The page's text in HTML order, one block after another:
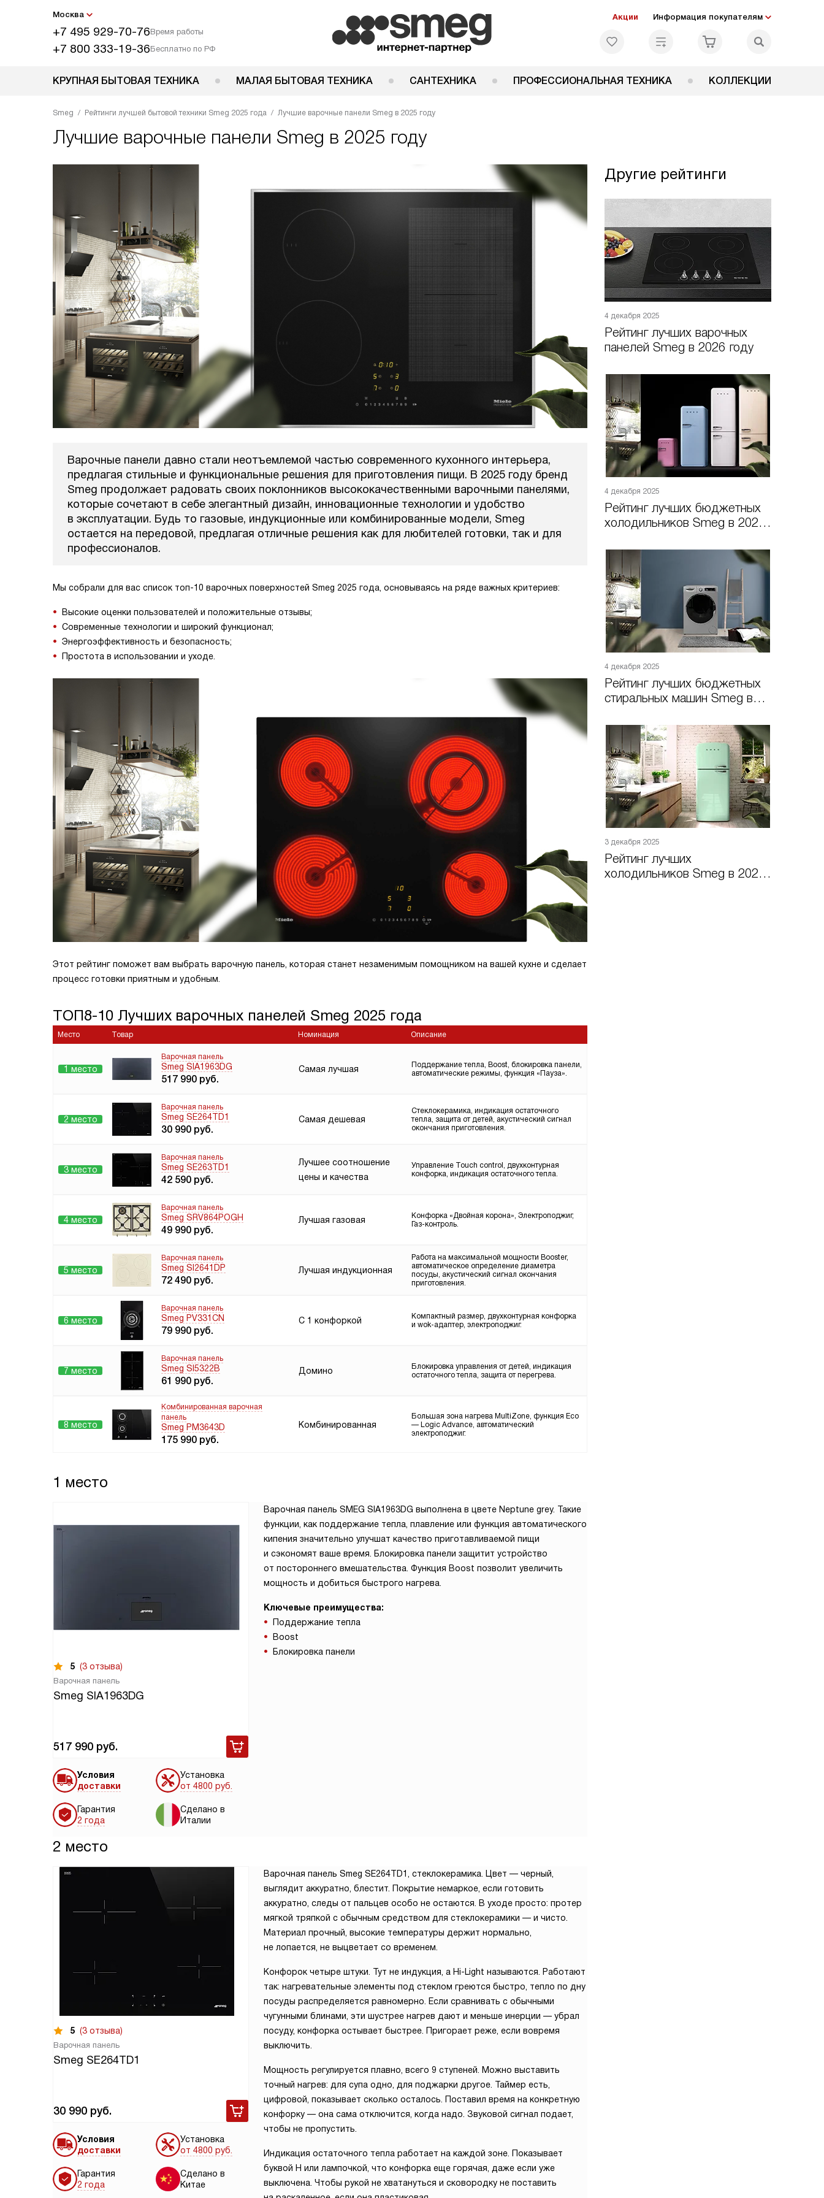
Москва
+7 495 929-70-76Время работы
+7 800 333-19-36Бесплатно по РФ
Акции Информация покупателям
КРУПНАЯ БЫТОВАЯ ТЕХНИКА МАЛАЯ БЫТОВАЯ ТЕХНИКА САНТЕХНИКА ПРОФЕССИОНАЛЬНАЯ ТЕХНИКА КОЛЛЕКЦИИ
Smeg Рейтинги лучшей бытовой техники Smeg 2025 года Лучшие варочные панели Smeg в 2025 году
Лучшие варочные панели Smeg в 2025 году
Варочные панели давно стали неотъемлемой частью современного кухонного интерьера,
предлагая стильные и функциональные решения для приготовления пищи. В 2025 году бренд
Smeg продолжает радовать своих поклонников высококачественными варочными панелями,
которые сочетают в себе элегантный дизайн, инновационные технологии и удобство
в эксплуатации. Будь то газовые, индукционные или комбинированные модели, Smeg
остается на передовой, предлагая отличные решения как для любителей готовки, так и для
профессионалов.
Мы собрали для вас список топ-10 варочных поверхностей Smeg 2025 года, основываясь на ряде важных критериев:
Высокие оценки пользователей и положительные отзывы;
Современные технологии и широкий функционал;
Энергоэффективность и безопасность;
Простота в использовании и уходе.
Этот рейтинг поможет вам выбрать варочную панель, которая станет незаменимым помощником на вашей кухне и сделает
процесс готовки приятным и удобным.
ТОП8-10 Лучших варочных панелей Smeg 2025 года
Место Товар Номинация Описание
1 место
Варочная панель
Smeg SIA1963DG
517 990 руб.
Самая лучшая
Поддержание тепла, Boost, блокировка панели,
автоматические режимы, функция «Пауза».
2 место
Варочная панель
Smeg SE264TD1
30 990 руб.
Самая дешевая
Стеклокерамика, индикация остаточного
тепла, защита от детей, акустический сигнал
окончания приготовления.
3 место
Варочная панель
Smeg SE263TD1
42 590 руб.
Лучшее соотношение
цены и качества
Управление Touch control, двухконтурная
конфорка, индикация остаточного тепла.
4 место
Варочная панель
Smeg SRV864POGH
49 990 руб.
Лучшая газовая
Конфорка «Двойная корона», Электроподжиг,
Газ-контроль.
5 место
Варочная панель
Smeg SI2641DP
72 490 руб.
Лучшая индукционная
Работа на максимальной мощности Booster,
автоматическое определение диаметра
посуды, акустический сигнал окончания
приготовления.
6 место
Варочная панель
Smeg PV331CN
79 990 руб.
С 1 конфоркой
Компактный размер, двухконтурная конфорка
и wok-адаптер, электроподжиг.
7 место
Варочная панель
Smeg SI5322B
61 990 руб.
Домино
Блокировка управления от детей, индикация
остаточного тепла, защита от перегрева.
8 место
Комбинированная варочная
панель
Smeg PM3643D
175 990 руб.
Комбинированная
Большая зона нагрева MultiZone, функция Eco
— Logic Advance, автоматический
электроподжиг.
1 место
5 (3 отзыва)
Варочная панель
Smeg SIA1963DG
517 990 руб.
Условия
доставки
Установка
от 4800 руб.
Гарантия
2 года
Сделано в
Италии
Варочная панель SMEG SIA1963DG выполнена в цвете Neptune grey. Такие
функции, как поддержание тепла, плавление или функция автоматического
кипения значительно улучшат качество приготавливаемой пищи
и сэкономят ваше время. Блокировка панели защитит устройство
от постороннего вмешательства. Функция Boost позволит увеличить
мощность и добиться быстрого нагрева.
Ключевые преимущества:
Поддержание тепла
Boost
Блокировка панели
2 место
5 (3 отзыва)
Варочная панель
Smeg SE264TD1
30 990 руб.
Условия
доставки
Установка
от 4800 руб.
Гарантия
2 года
Сделано в
Китае
Варочная панель Smeg SE264TD1, стеклокерамика. Цвет — черный,
выглядит аккуратно, блестит. Покрытие немаркое, если готовить
аккуратно, следы от пальцев особо не остаются. В уходе просто: протер
мягкой тряпкой с обычным средством для стеклокерамики — и чисто.
Материал прочный, высокие температуры держит нормально,
не лопается, не выцветает со временем.
Конфорок четыре штуки. Тут не индукция, а Hi-Light называются. Работают
так: нагревательные элементы под стеклом греются быстро, тепло по дну
посуды распределяется равномерно. Если сравнивать с обычными
чугунными блинами, эти шустрее нагрев дают и меньше инерции — убрал
посуду, конфорка остывает быстрее. Пригорает реже, если вовремя
выключить.
Мощность регулируется плавно, всего 9 ступеней. Можно выставить
точный нагрев: для супа одно, для поджарки другое. Таймер есть,
цифровой, показывает сколько осталось. Поставил время на конкретную
конфорку — она сама отключится, когда надо. Звуковой сигнал подает,
чтобы не пропустить.
Индикация остаточного тепла работает на каждой зоне. Показывает
буквой H или лампочкой, что конфорка еще горячая, даже если уже
выключена. Чтобы рукой не хватануться и сковородку не поставить
Другие рейтинги
4 декабря 2025
Рейтинг лучших варочных
панелей Smeg в 2026 году
4 декабря 2025
Рейтинг лучших бюджетных
холодильников Smeg в 2026
4 декабря 2025
Рейтинг лучших бюджетных
стиральных машин Smeg в
3 декабря 2025
Рейтинг лучших
холодильников Smeg в 2026